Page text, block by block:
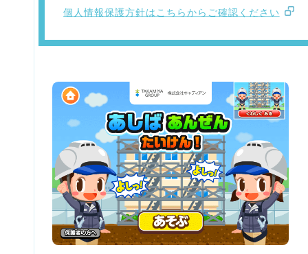
個人情報保護方針はこちらからご確認ください